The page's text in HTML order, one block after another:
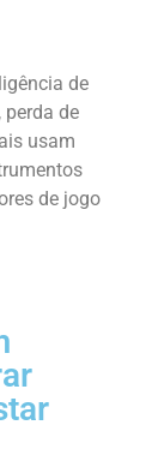
de
de
usam
de jogo